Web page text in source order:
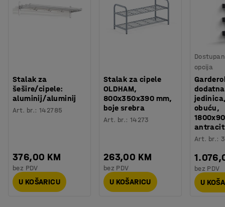
Stalak za
šešire/cipele:
aluminij/aluminij
Art. br.:142785
376,00 KM
bez PDV
U KOŠARICU
Stalak za cipele
OLDHAM,
800x350x390 mm,
boje srebra
Art. br.: 14273
263,00 KM
bez PDV
U KOŠARICU
opcija
obuću,
antracit
Art. br.:
bez PDV
U